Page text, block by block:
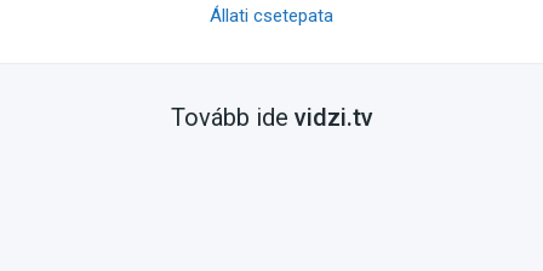
Állati csetepata
Tovább ide vidzi.tv